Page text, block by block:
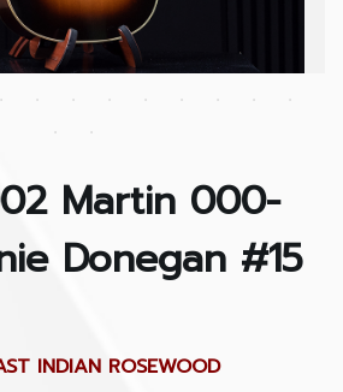
Martin 000-
Donegan #15
INDIAN ROSEWOOD